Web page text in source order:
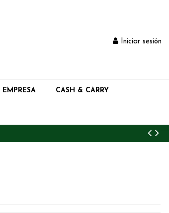
Iniciar sesión
EMPRESA CASH & CARRY